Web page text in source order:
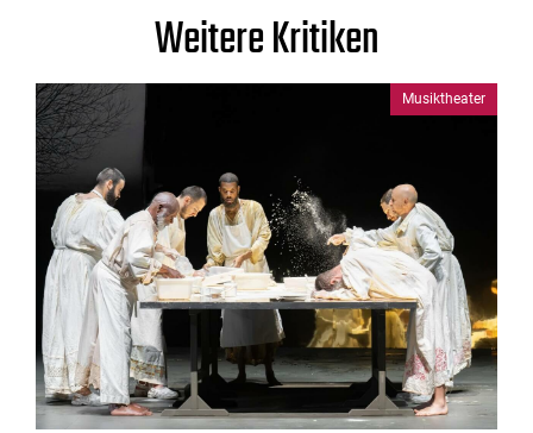
Weitere Kritiken
Musiktheater